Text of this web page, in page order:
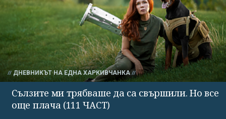
ДНЕВНИКЪТ НА ЕДНА ХАРКИВЧАНКА
Сълзите ми трябваше да са свършили. Но все
още плача (111 ЧАСТ)